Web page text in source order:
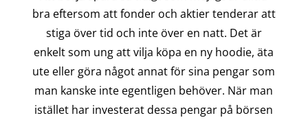
bra eftersom att fonder och aktier tenderar att
stiga över tid och inte över en natt. Det är
enkelt som ung att vilja köpa en ny hoodie, äta
ute eller göra något annat för sina pengar som
man kanske inte egentligen behöver. När man
istället har investerat dessa pengar på börsen